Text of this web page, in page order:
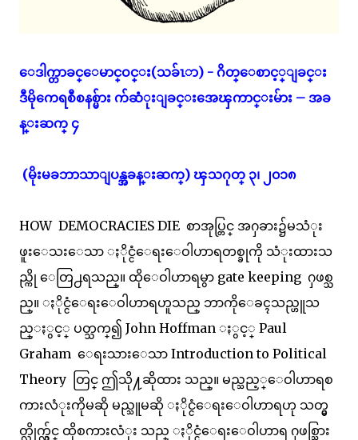
ေဒါက္တာခင္ေမာင္ဝင္း(သခ်ၤာ) - ဂိတ္ေစာင့္ျခင္း
ဒီမိုကေရစီစနစ္မ်ား က်ဆံုးျခင္းအေၾကာင္းမ်ား – အခ
န္းဆက္ ၄
(မိုးမခဘာသာျပန္အခန္းဆက္) ၾသဂုတ္ ၃၊ ၂၀၁၈
HOW DEMOCRACIES DIE စာအုပ္တြင္ အႁခား၌မသံုး
ဖူးေသးေသာ ႏိုင္ငံေရးေဝါဟာရတစ္ခုကို သံုးထားသ
ည္ကို ေတြ႕ရသည္။ ထိုေဝါဟာရမွာ gate keeping ႁဖစ္သ
ည္။ ႏိုင္ငံေရးေဝါဟာရဟူသည္ ဘာကိုေခၚသည္ဟူသ
ည္ႏွင့္ ပတ္သက္၍ John Hoffman ႏွင့္ Paul
Graham ေရးသားေသာ Introduction to Political
Theory တြင္ ဤသို႔ဆိုထား သည္။ မည္သည့္ေဝါဟာရစ
ကားလံုးကိုမဆို မည္သူမဆို ႏိုင္ငံေရးေဝါဟာရဟု သတ္မွ
တ္လိုက္လွ်င္ ထိုစကားလံုး သည္ ႏိုင္ငံေရးေဝါဟာရ ႁဖစ္သြား